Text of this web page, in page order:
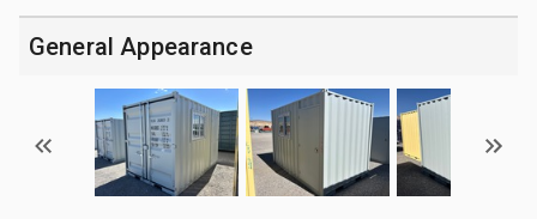
General Appearance